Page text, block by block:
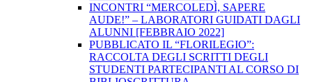
INCONTRI “MERCOLEDÌ, SAPERE
AUDE!” – LABORATORI GUIDATI DAGLI
ALUNNI [FEBBRAIO 2022]
PUBBLICATO IL “FLORILEGIO”:
RACCOLTA DEGLI SCRITTI DEGLI
STUDENTI PARTECIPANTI AL CORSO DI